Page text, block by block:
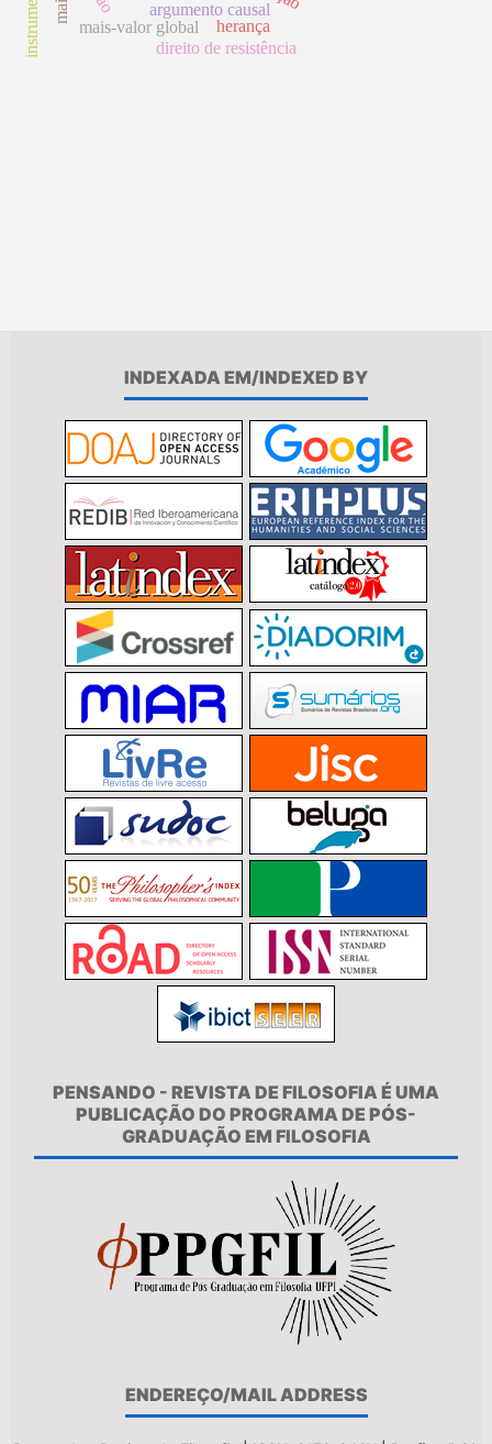
argumento causal
mais-valor global herança
direito de resistência
INDEXADA EM/INDEXED BY
PENSANDO - REVISTA DE FILOSOFIA É UMA
PUBLICAÇÃO DO PROGRAMA DE PÓS-
GRADUAÇÃO EM FILOSOFIA
ENDEREÇO/MAIL ADDRESS